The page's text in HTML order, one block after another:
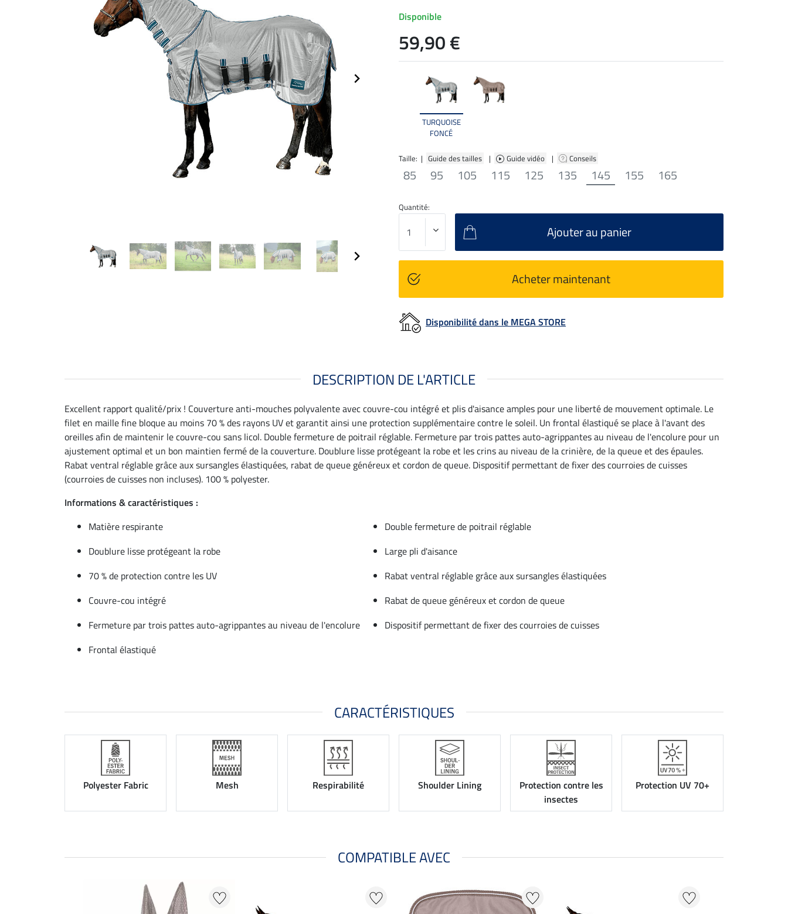
TURQUOISE
FONCÉ
Taille: | Guide des tailles | Guide vidéo | Conseils
85 95 105 115 125 135 145 155 165
Disponible
59,90 €
Quantité:
Ajouter au panier
Acheter maintenant
Disponibilité dans le MEGA STORE
DESCRIPTION DE L'ARTICLE
Excellent rapport qualité/prix ! Couverture anti-mouches polyvalente avec couvre-cou intégré et plis d'aisance amples pour une liberté de mouvement optimale. Le
filet en maille fine bloque au moins 70 % des rayons UV et garantit ainsi une protection supplémentaire contre le soleil. Un frontal élastiqué se place à l'avant des
oreilles afin de maintenir le couvre-cou sans licol. Double fermeture de poitrail réglable. Fermeture par trois pattes auto-agrippantes au niveau de l'encolure pour un
ajustement optimal et un bon maintien fermé de la couverture. Doublure lisse protégeant la robe et les crins au niveau de la crinière, de la queue et des épaules.
Rabat ventral réglable grâce aux sursangles élastiquées, rabat de queue généreux et cordon de queue. Dispositif permettant de fixer des courroies de cuisses
(courroies de cuisses non incluses). 100 % polyester.
Informations & caractéristiques :
Matière respirante
Double fermeture de poitrail réglable
Doublure lisse protégeant la robe
Large pli d'aisance
70 % de protection contre les UV
Rabat ventral réglable grâce aux sursangles élastiquées
Couvre-cou intégré
Rabat de queue généreux et cordon de queue
Fermeture par trois pattes auto-agrippantes au niveau de l'encolure
Dispositif permettant de fixer des courroies de cuisses
Frontal élastiqué
CARACTÉRISTIQUES
Polyester Fabric Mesh Respirabilité Shoulder Lining
Protection contre les
insectes
Protection UV 70+
COMPATIBLE AVEC